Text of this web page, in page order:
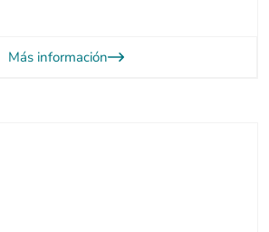
Más información